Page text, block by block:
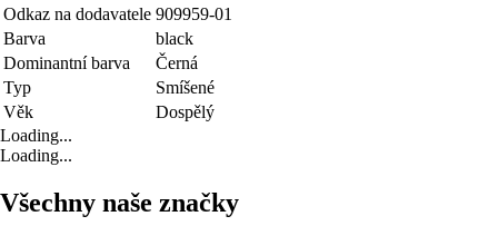
Odkaz na dodavatele 909959-01
Barva
black
Dominantní barva
Černá
Typ
Smíšené
Věk
Dospělý
Loading...
Loading...
Všechny naše značky